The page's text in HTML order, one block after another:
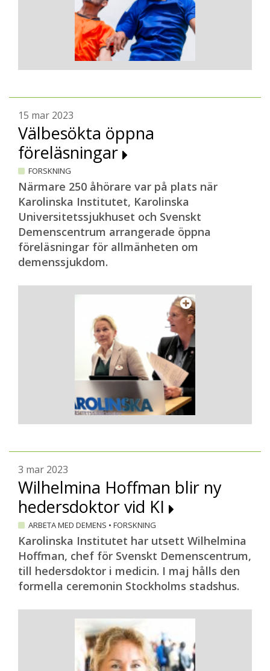
15 mar 2023
Välbesökta öppna
föreläsningar
FORSKNING
Närmare 250 åhörare var på plats när
Karolinska Institutet, Karolinska
Universitetssjukhuset och Svenskt
Demenscentrum arrangerade öppna
föreläsningar för allmänheten om
demenssjukdom.
3 mar 2023
Wilhelmina Hoffman blir ny
hedersdoktor vid KI
ARBETA MED DEMENS • FORSKNING
Karolinska Institutet har utsett Wilhelmina
Hoffman, chef för Svenskt Demenscentrum,
till hedersdoktor i medicin. I maj hålls den
formella ceremonin Stockholms stadshus.